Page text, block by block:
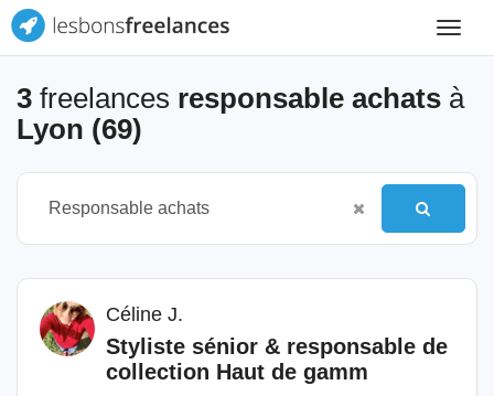
Toggle
3 freelances responsable achats à
Lyon (69)
Céline J.
Styliste sénior & responsable de
collection Haut de gamm